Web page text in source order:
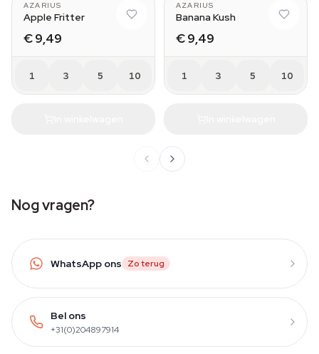
AZARIUS
Apple Fritter
€ 9,49
1 3 5 10
AZARIUS
Banana Kush
€ 9,49
1 3 5 10
Nog vragen?
WhatsApp ons Zo terug
Bel ons
+31(0)204897914